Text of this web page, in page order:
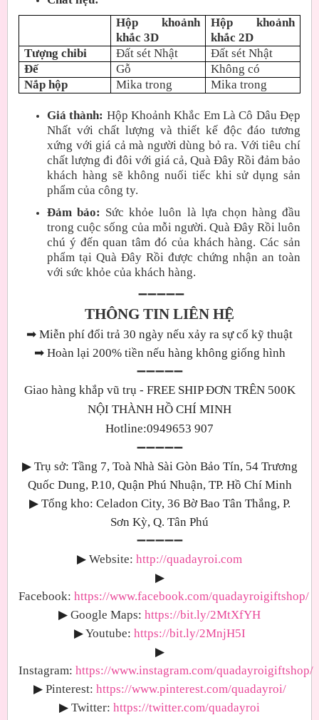
Hộp khoảnh
khắc 3D
Hộp khoảnh
khắc 2D
Tượng chibi
Đất sét Nhật
Đất sét Nhật
Đế
Gỗ
Không có
Nắp hộp
Mika trong Mika trong
Giá thành: Hộp Khoảnh Khắc Em Là Cô Dâu Đẹp
Nhất với chất lượng và thiết kế độc đáo tương
xứng với giá cả mà người dùng bỏ ra. Với tiêu chí
chất lượng đi đôi với giá cả, Quà Đây Rồi đảm bảo
khách hàng sẽ không nuối tiếc khi sử dụng sản
phẩm của công ty.
Đảm bảo: Sức khỏe luôn là lựa chọn hàng đầu
trong cuộc sống của mỗi người. Quà Đây Rồi luôn
chú ý đến quan tâm đó của khách hàng. Các sản
phẩm tại Quà Đây Rồi được chứng nhận an toàn
với sức khỏe của khách hàng.
➖➖➖➖➖
THÔNG TIN LIÊN HỆ
➡ Miễn phí đổi trả 30 ngày nếu xảy ra sự cố kỹ thuật
➡Hoàn lại 200% tiền nếu hàng không giống hình
➖➖➖➖➖
Giao hàng khắp vũ trụ - FREE SHIP ĐƠN TRÊN 500K
NỘI THÀNH HỒ CHÍ MINH
Hotline:0949653 907
➖➖➖➖➖
▶Trụ sở: Tầng 7, Toà Nhà Sài Gòn Bảo Tín, 54 Trương
Quốc Dung, P.10, Quận Phú Nhuận, TP. Hồ Chí Minh
▶Tổng kho: Celadon City, 36 Bờ Bao Tân Thắng, P.
Sơn Kỳ, Q. Tân Phú
➖➖➖➖➖
▶ Website: http://quadayroi.com
▶
Facebook: https://www.facebook.com/quadayroigiftshop/
▶ Google Maps: https://bit.ly/2MtXfYH
▶Youtube: https://bit.ly/2MnjH5I
▶
Instagram: https://www.instagram.com/quadayroigiftshop/
▶ Pinterest: https://www.pinterest.com/quadayroi/
▶ Twitter: https://twitter.com/quadayroi